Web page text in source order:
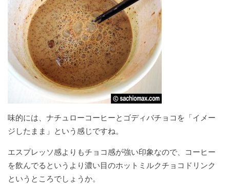
味的には、ナチュローコーヒーとゴディバチョコを「イメー
ジしたまま」という感じですね。
エスプレッソ感よりもチョコ感が強い印象なので、コーヒー
を飲んでるというより濃い目のホットミルクチョコドリンク
というところでしょうか。